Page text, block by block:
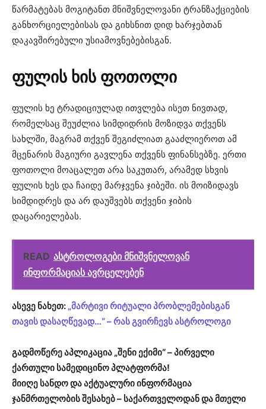
წარმატებას მოგიტანთ მნიშვნელოვანი ტრანზაქციების
განხორციელებისას და გიხსნით დიდ ხარჯებთან
დაკავშირებული უსიამოვნებებისგან.
ფულის ხის ფოთოლი
ფულის ხე ტრადიციულად ითვლება ისეთ ნივთად,
რომელსაც შეუძლია სიმდიდრის მოზიდვა თქვენს
სახლში, მაგრამ თქვენ შეგიძლიათ გააძლიეროთ ამ
მცენარის მაგიური გავლენა თქვენს ფინანსებზე. ერთი
ფოთოლი მოაცალეთ არა საკუთარ, არამედ სხვის
ფულის ხეს და ჩაიდე მარჯვენა ჯიბეში. ის მოიზიდავს
სიმდიდრეს და არ დაუშვებს თქვენი ჯიბის
დაცარიელებას.
READ ასტროლოგები მნიშვნელოვან
ინფორმაციას ავრცელებენ
ასევე ნახეთ: „მარტივი რიტუალი პრობლემებისგან
თავის დასაღწევად…“ – რას გვირჩევს ასტროლოგი
გადმოწერე აპლიკაცია „შენი ექიმი“ – პირველი
ქართული სამედიცინო პლატფორმა!
მიიღე სანდო და აქტუალური ინფორმაცია
ჯანმრთელობის შესახებ – საქართველოდან და მთელი